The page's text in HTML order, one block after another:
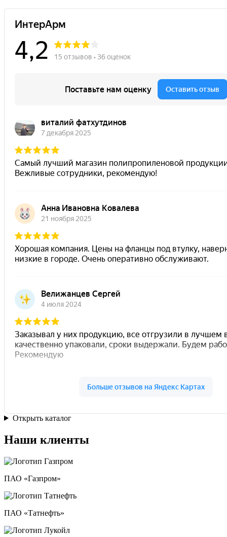
Открыть каталог
Наши клиенты
ПАО «Газпром»
ПАО «Татнефть»